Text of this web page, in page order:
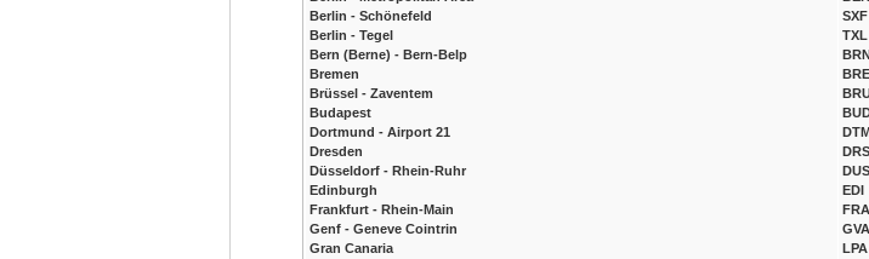
Berlin - Schönefeld
Berlin - Tegel
Bern (Berne) - Bern-Belp
Bremen
Brüssel - Zaventem
Budapest
Dortmund - Airport 21
Dresden
Düsseldorf - Rhein-Ruhr
Edinburgh
Frankfurt - Rhein-Main
Genf - Geneve Cointrin
Gran Canaria
SXF
TXL
BRE
DRS
DUS
EDI
FRA
GVA
LPA